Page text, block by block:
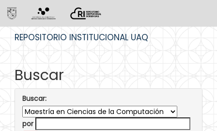
REPOSITORIO INSTITUCIONAL UAQ
Buscar
Buscar:
por